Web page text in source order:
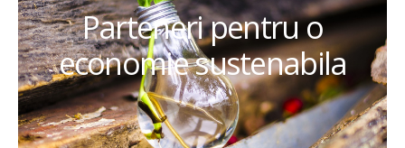
Parteneri pentru o
economie sustenabila